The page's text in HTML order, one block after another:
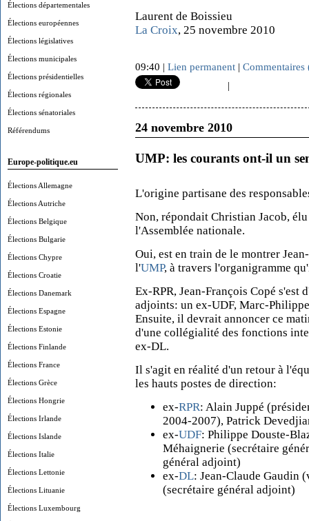
Élections départementales
Élections européennes
Élections législatives
Élections municipales
Élections présidentielles
Élections régionales
Élections sénatoriales
Référendums
Europe-politique.eu
Élections Allemagne
Élections Autriche
Élections Belgique
Élections Bulgarie
Élections Chypre
Élections Croatie
Élections Danemark
Élections Espagne
Élections Estonie
Élections Finlande
Élections France
Élections Grèce
Élections Hongrie
Élections Irlande
Élections Islande
Élections Italie
Élections Lettonie
Élections Lituanie
Élections Luxembourg
Laurent de Boissieu
La Croix, 25 novembre 2010
09:40 | Lien permanent | Commentaires
|
24 novembre 2010
UMP: les courants ont-il un
L'origine partisane des
Non, répondait Christian Jacob,
l'Assemblée nationale.
Oui, est en train de le montrer
l'UMP, à travers l'organigramme
Ex-RPR, Jean-François Copé s'est
adjoints: un ex-UDF, Marc-
Ensuite, il devrait annoncer ce
d'une collégialité des fonctions
ex-DL.
Il s'agit en réalité d'un retour à
les hauts postes de direction:
ex-RPR: Alain Juppé
2004-2007), Patrick
ex-UDF: Philippe Douste-
Méhaignerie (secrétaire
général adjoint)
ex-DL: Jean-Claude Gaudin
(secrétaire général adjoint)